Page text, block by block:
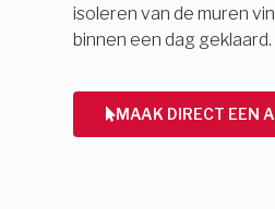
isoleren van de muren
binnen een dag geklaard.
MAAK DIRECT EEN